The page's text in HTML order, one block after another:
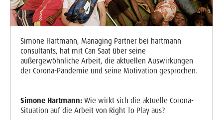
Simone Hartmann, Managing Partner bei hartmann
consultants, hat mit Can Saat über seine
außergewöhnliche Arbeit, die aktuellen Auswirkungen
der Corona-Pandemie und seine Motivation gesprochen.
Simone Hartmann: Wie wirkt sich die aktuelle Corona-
Situation auf die Arbeit von Right To Play aus?